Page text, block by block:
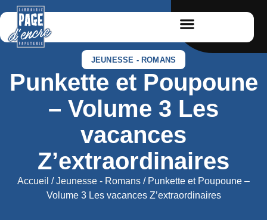
JEUNESSE - ROMANS
Punkette et Poupoune
– Volume 3 Les
vacances
Z’extraordinaires
Accueil /Jeunesse - Romans / Punkette et Poupoune –
Volume 3 Les vacances Z’extraordinaires